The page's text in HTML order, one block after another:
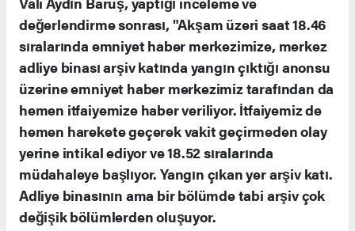
değerlendirme sonrası, "Akşam üzeri saat 18.46
sıralarında emniyet haber merkezimize, merkez
adliye binası arşiv katında yangın çıktığı anonsu
üzerine emniyet haber merkezimiz tarafından da
hemen itfaiyemize haber veriliyor. İtfaiyemiz de
hemen harekete geçerek vakit geçirmeden olay
yerine intikal ediyor ve 18.52 sıralarında
müdahaleye başlıyor. Yangın çıkan yer arşiv katı.
Adliye binasının ama bir bölümde tabi arşiv çok
değişik bölümlerden oluşuyor.